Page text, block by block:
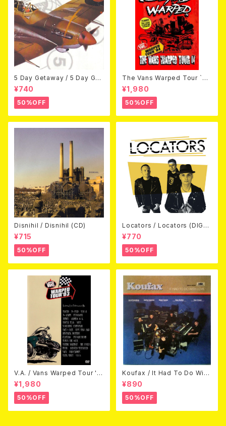
5 Day Getaway / 5 Day Get
away (CDEP)
¥740
50%OFF
The Vans Warped Tour `04
Beyond Warped (国内盤DV
D)
¥1,980
50%OFF
Disnihil / Disnihil (CD)
¥715
50%OFF
Locators / Locators (DIGPA
CK CD)
¥770
50%OFF
V.A. / Vans Warped Tour '0
3 (DVD)
¥1,980
50%OFF
Koufax / It Had To Do With
Love (CD)
¥890
50%OFF